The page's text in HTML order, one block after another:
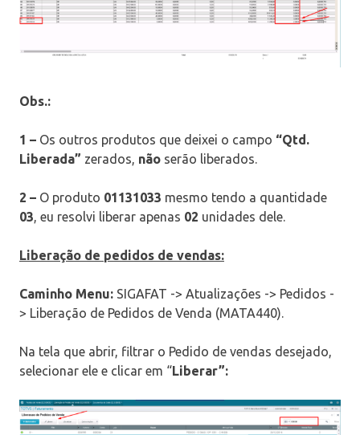
Obs.:
1 – Os outros produtos que deixei o campo “Qtd.
Liberada” zerados, não serão liberados.
2 – O produto 01131033 mesmo tendo a quantidade
03 , eu resolvi liberar apenas 02 unidades dele.
Liberação de pedidos de vendas:
Caminho Menu: SIGAFAT -> Atualizações -> Pedidos -
> Liberação de Pedidos de Venda (MATA440).
Na tela que abrir, filtrar o Pedido de vendas desejado,
selecionar ele e clicar em “Liberar”: